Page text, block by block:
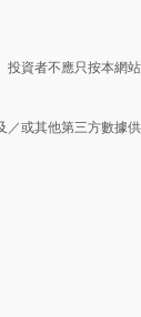
資者不應只按本網
或其他第三方數據